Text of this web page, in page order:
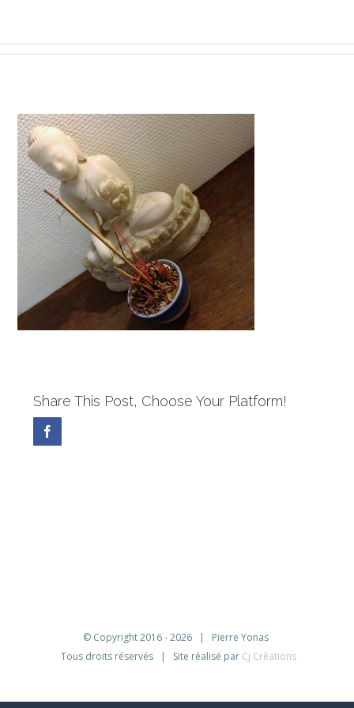
Share This Post, Choose Your Platform!
© Copyright 2016 -2026 | Pierre Yonas
Tous droits réservés | Site réalisé par Cj Créations